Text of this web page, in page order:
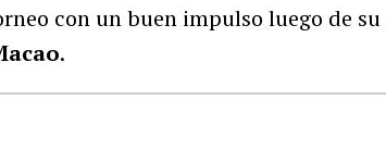
con un buen impulso luego de su
.